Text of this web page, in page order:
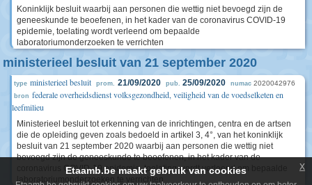
Koninklijk besluit waarbij aan personen die wettig niet bevoegd zijn de
geneeskunde te beoefenen, in het kader van de coronavirus COVID-19
epidemie, toelating wordt verleend om bepaalde
laboratoriumonderzoeken te verrichten
ministerieel besluit van 21 september 2020
type ministerieel besluit prom. 21/09/2020 pub. 25/09/2020 numac 2020042976
bron federale overheidsdienst volksgezondheid, veiligheid van de voedselketen en
leefmilieu
Ministerieel besluit tot erkenning van de inrichtingen, centra en de artsen
die de opleiding geven zoals bedoeld in artikel 3, 4°, van het koninklijk
besluit van 21 september 2020 waarbij aan personen die wettig niet
bevoegd zijn de geneeskunde te beoefenen, in het kader van de
coronavirus COVID-19 epidemie, toelating wordt verleend om bepaalde
laboratoriumonderzoeken te verrichten
Etaamb.be maakt gebruik van cookies x